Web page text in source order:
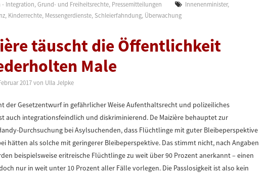
- Integration,Grund- und Freiheitsrechte, Pressemitteilungen Innenenminister,
, Kinderrechte, Messengerdienste, Schleierfahndung, Überwachung
täuscht die Öffentlichkeit
Male
2017 von Ulla Jelpke
der Gesetzentwurf in gefährlicher Weise Aufenthaltsrecht und polizeiliches
auch integrationsfeindlich und diskriminierend. De Maizière behauptet zur
Durchsuchung bei Asylsuchenden, dass Flüchtlinge mit guter Bleibeperspektive
hätten als solche mit geringerer Bleibeperspektive. Das stimmt nicht, nach Angaben
beispielsweise eritreische Flüchtlinge zu weit über 90 Prozent anerkannt – einen
nur in weit unter 10 Prozent aller Fälle vorlegen. Die Passlosigkeit ist also kein